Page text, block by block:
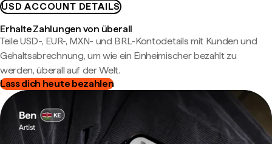
USD ACCOUNT DETAILS
Erhalte Zahlungen von überall
Teile USD-, EUR-, MXN- und BRL-Kontodetails mit Kunden und
Gehaltsabrechnung, um wie ein Einheimischer bezahlt zu
werden, überall auf der Welt.
Lass dich heute bezahlen